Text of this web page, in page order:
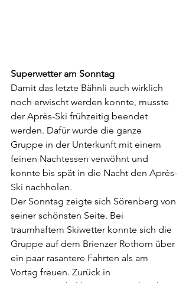
Superwetter am Sonntag
Damit das letzte Bähnli auch wirklich
noch erwischt werden konnte, musste
der Après-Ski frühzeitig beendet
werden. Dafür wurde die ganze
Gruppe in der Unterkunft mit einem
feinen Nachtessen verwöhnt und
konnte bis spät in die Nacht den Après-
Ski nachholen.
Der Sonntag zeigte sich Sörenberg von
seiner schönsten Seite. Bei
traumhaftem Skiwetter konnte sich die
Gruppe auf dem Brienzer Rothorn über
ein paar rasantere Fahrten als am
Vortag freuen. Zurück in